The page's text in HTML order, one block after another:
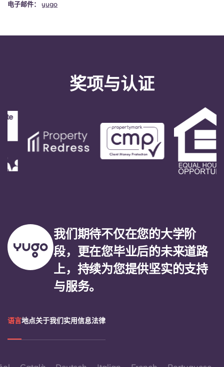
电子邮件： yugo
奖项与认证
我们期待不仅在您的大学阶
段，更在您毕业后的未来道路
上，持续为您提供坚实的支持
与服务。
语言地点关于我们实用信息法律